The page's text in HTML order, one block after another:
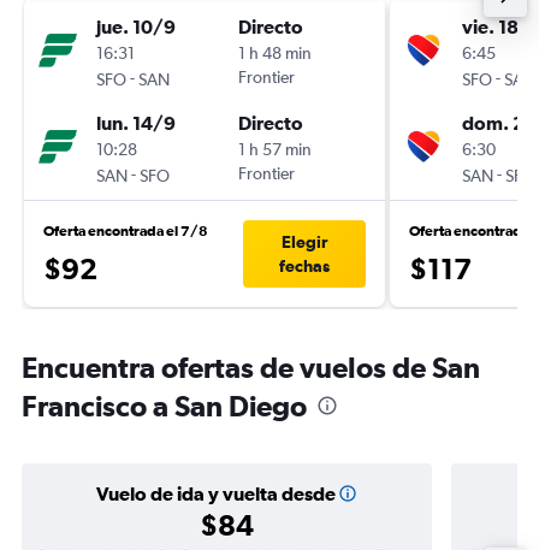
jue. 10/9
16:31
SFO-SAN
Directo
1 h 48 min
Frontier
lun. 14/9
10:28
SAN-SFO
Directo
1 h 57 min
Frontier
Oferta encontrada el 7/8
$92
Elegir
fechas
vie. 18/
6:45
SFO-SAN
dom.
6:30
SAN-SFO
Oferta encontrada
$117
Encuentra ofertas de vuelos de San
Francisco a San Diego
Vuelo de ida y vuelta desde
$84